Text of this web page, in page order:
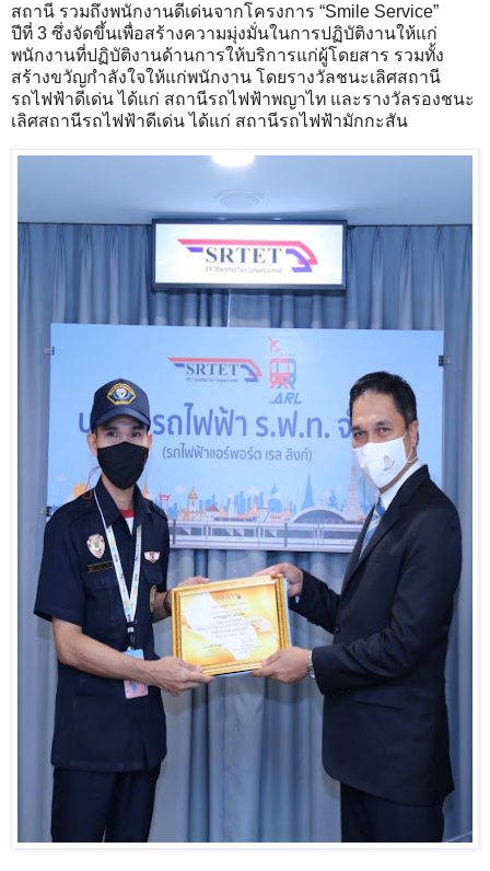
สถานี รวมถึงพนักงานดีเด่นจากโครงการ “Smile Service”
ปีที่ 3 ซึ่งจัดขึ้นเพื่อสร้างความมุ่งมั่นในการปฏิบัติงานให้แก่
พนักงานที่ปฏิบัติงานด้านการให้บริการแก่ผู้โดยสาร รวมทั้ง
สร้างขวัญกำลังใจให้แก่พนักงาน โดยรางวัลชนะเลิศสถานี
รถไฟฟ้าดีเด่น ได้แก่ สถานีรถไฟฟ้าพญาไท และรางวัลรองชนะ
เลิศสถานีรถไฟฟ้าดีเด่น ได้แก่ สถานีรถไฟฟ้ามักกะสัน